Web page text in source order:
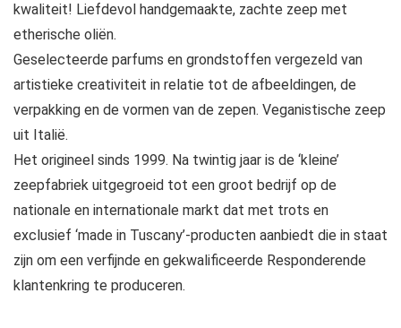
kwaliteit! Liefdevol handgemaakte, zachte zeep met
etherische oliën.
Geselecteerde parfums en grondstoffen vergezeld van
artistieke creativiteit in relatie tot de afbeeldingen, de
verpakking en de vormen van de zepen. Veganistische zeep
uit Italië.
Het origineel sinds 1999. Na twintig jaar is de ‘kleine’
zeepfabriek uitgegroeid tot een groot bedrijf op de
nationale en internationale markt dat met trots en
exclusief ‘made in Tuscany’-producten aanbiedt die in staat
zijn om een ​​verfijnde en gekwalificeerde Responderende
klantenkring te produceren.